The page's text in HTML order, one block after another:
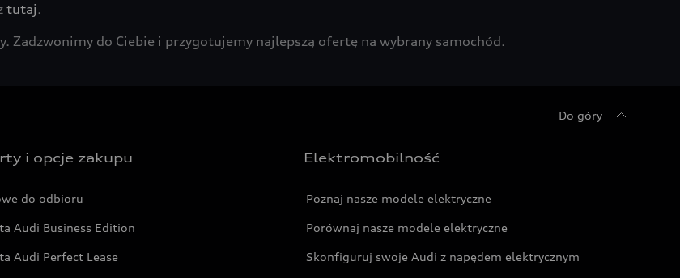
tutaj.
do Ciebie i przygotujemy najlepszą ofertę na wybrany samochód.
Do góry
i opcje zakupu
do odbioru
Audi Business Edition
Audi Perfect Lease
Elektromobilność
Poznaj nasze modele elektryczne
Porównaj nasze modele elektryczne
Skonfiguruj swoje Audi z napędem elektrycznym